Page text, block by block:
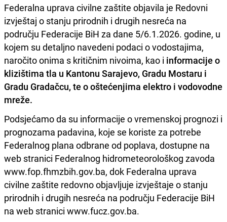
Federalna uprava civilne zaštite objavila je Redovni
izvještaj o stanju prirodnih i drugih nesreća na
području Federacije BiH za dane 5/6.1.2026. godine, u
kojem su detaljno navedeni podaci o vodostajima,
naročito onima s kritičnim nivoima, kao i informacije o
klizištima tla u Kantonu Sarajevo, Gradu Mostaru i
Gradu Gradačcu, te o oštećenjima elektro i vodovodne
mreže.
Podsjećamo da su informacije o vremenskoj prognozi i
prognozama padavina, koje se koriste za potrebe
Federalnog plana odbrane od poplava, dostupne na
web stranici Federalnog hidrometeorološkog zavoda
www.fop.fhmzbih.gov.ba, dok Federalna uprava
civilne zaštite redovno objavljuje izvještaje o stanju
prirodnih i drugih nesreća na području Federacije BiH
na web stranici www.fucz.gov.ba.